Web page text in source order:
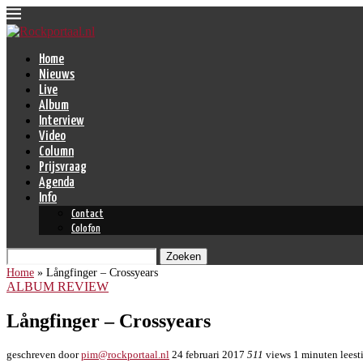
Home
Nieuws
Live
Album
Interview
Video
Column
Prijsvraag
Agenda
Info
Contact
Colofon
Zoeken
Home » Långfinger – Crossyears
ALBUM REVIEW
Långfinger – Crossyears
geschreven doorpim@rockportaal.nl 24 februari 2017 511 views 1 minuten